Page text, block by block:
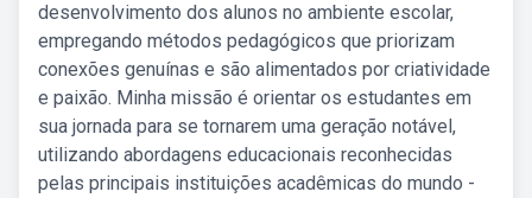
desenvolvimento dos alunos no ambiente escolar,
empregando métodos pedagógicos que priorizam
conexões genuínas e são alimentados por criatividade
e paixão. Minha missão é orientar os estudantes em
sua jornada para se tornarem uma geração notável,
utilizando abordagens educacionais reconhecidas
pelas principais instituições acadêmicas do mundo -